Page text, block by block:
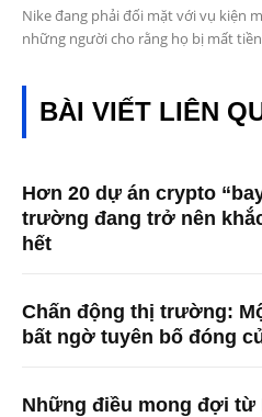
Nike đang phải đối mặt với vụ kiện
những người cho rằng họ bị mất
BÀI VIẾT LIÊN
Hơn 20 dự án crypto
trường đang trở nên
hết
Chấn động thị trường:
bất ngờ tuyên bố đóng
Những điều mong đợi từ